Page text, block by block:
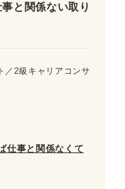
と関係ない取り
／2級キャリアコンサ
仕事と関係なくて